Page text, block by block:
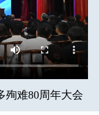
殉难80周年大会